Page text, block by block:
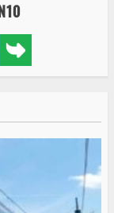
Telegram
link